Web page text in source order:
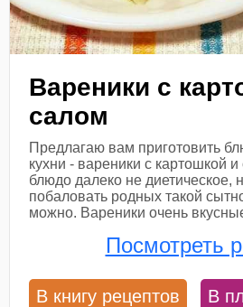
Вареники с
салом
Предлагаю вам приготовить
кухни - вареники с картошкой
блюдо далеко не диетическое,
побаловать родных такой
можно. Вареники очень
Посмотреть
В книгу рецептов В